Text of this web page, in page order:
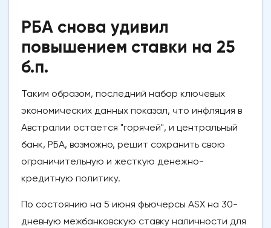
РБА снова удивил
повышением ставки на 25
б.п.
Таким образом, последний набор ключевых
экономических данных показал, что инфляция в
Австралии остается "горячей", и центральный
банк, РБА, возможно, решит сохранить свою
ограничительную и жесткую денежно-
кредитную политику.
По состоянию на 5 июня фьючерсы ASX на 30-
дневную межбанковскую ставку наличности для